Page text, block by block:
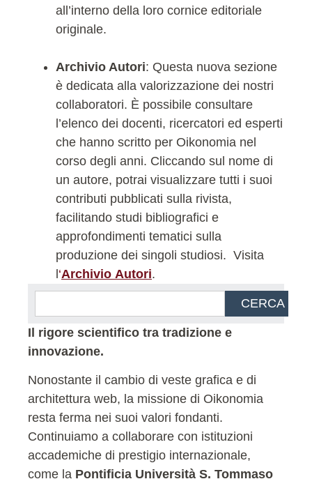
all’interno della loro cornice editoriale
originale.
Archivio Autori: Questa nuova sezione
è dedicata alla valorizzazione dei nostri
collaboratori. È possibile consultare
l’elenco dei docenti, ricercatori ed esperti
che hanno scritto per Oikonomia nel
corso degli anni. Cliccando sul nome di
un autore, potrai visualizzare tutti i suoi
contributi pubblicati sulla rivista,
facilitando studi bibliografici e
approfondimenti tematici sulla
produzione dei singoli studiosi. Visita
l‘Archivio Autori.
CERCA
Il rigore scientifico tra tradizione e
innovazione.
Nonostante il cambio di veste grafica e di
architettura web, la missione di Oikonomia
resta ferma nei suoi valori fondanti.
Continuiamo a collaborare con istituzioni
accademiche di prestigio internazionale,
come la Pontificia Università S. Tommaso